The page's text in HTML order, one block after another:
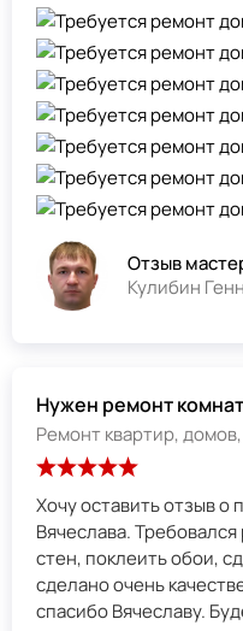
Отзыв
Кулибин
Нужен ремонт
Ремонт квартир,
Хочу оставить отзыв о
Вячеслава.
стен, поклеить обои,
сделано очень качественно
спасибо Вячеславу.